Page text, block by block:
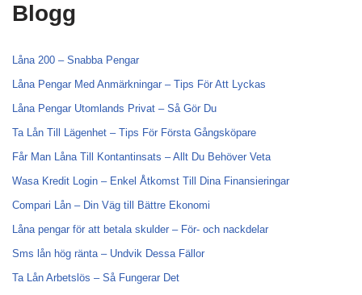
Blogg
Låna 200 – Snabba Pengar
Låna Pengar Med Anmärkningar – Tips För Att Lyckas
Låna Pengar Utomlands Privat – Så Gör Du
Ta Lån Till Lägenhet – Tips För Första Gångsköpare
Får Man Låna Till Kontantinsats – Allt Du Behöver Veta
Wasa Kredit Login – Enkel Åtkomst Till Dina Finansieringar
Compari Lån – Din Väg till Bättre Ekonomi
Låna pengar för att betala skulder – För- och nackdelar
Sms lån hög ränta – Undvik Dessa Fällor
Ta Lån Arbetslös – Så Fungerar Det